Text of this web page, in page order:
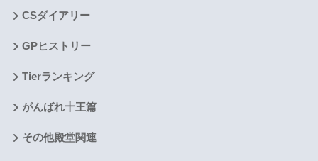
CSダイアリー
GPヒストリー
Tierランキング
がんばれ十王篇
その他殿堂関連